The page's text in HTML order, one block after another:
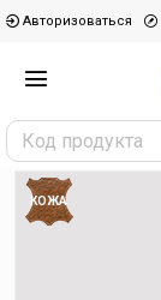
Авторизоваться
КОЖА